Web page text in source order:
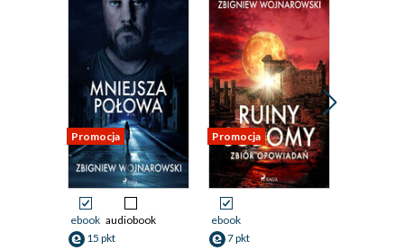
Promocja
ebook audiobook
15 pkt
Promocja
ebook
7 pkt